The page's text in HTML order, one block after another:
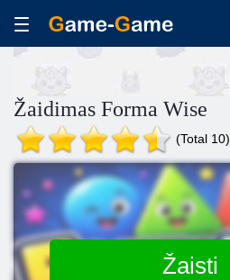
Žaidimas Forma Wise
(Total 10)
Žaisti